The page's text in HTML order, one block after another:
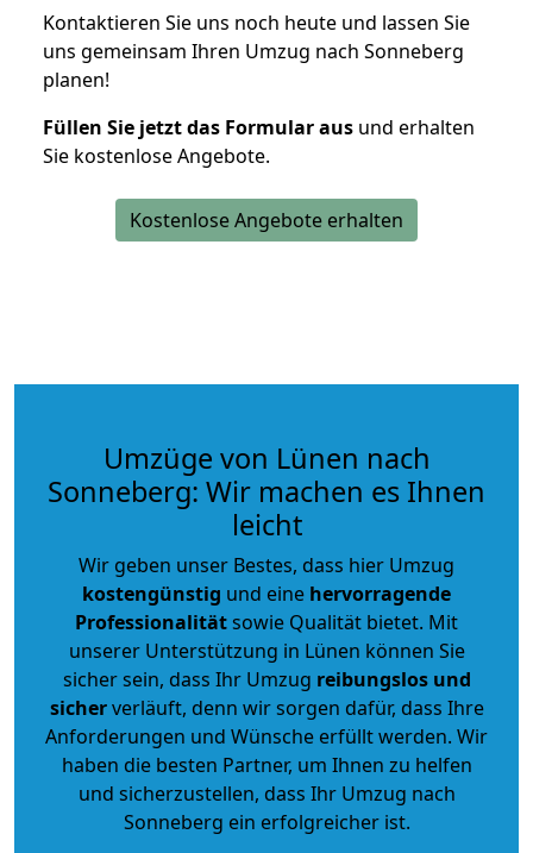
Kontaktieren Sie uns noch heute und lassen Sie
uns gemeinsam Ihren Umzug nach Sonneberg
planen!
Füllen Sie jetzt das Formular aus und erhalten
Sie kostenlose Angebote.
Kostenlose Angebote erhalten
Umzüge von Lünen nach
Sonneberg: Wir machen es Ihnen
leicht
Wir geben unser Bestes, dass hier Umzug
kostengünstig und eine hervorragende
Professionalitätsowie Qualität bietet. Mit
unserer Unterstützung in Lünen können Sie
sicher sein, dass Ihr Umzug reibungslos und
sicherverläuft, denn wir sorgen dafür, dass Ihre
Anforderungen und Wünsche erfüllt werden. Wir
haben die besten Partner, um Ihnen zu helfen
und sicherzustellen, dass Ihr Umzug nach
Sonneberg ein erfolgreicher ist.